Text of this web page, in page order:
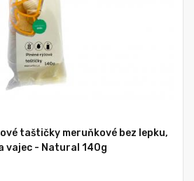
taštičky meruňkové bez lepku,
vajec - Natural 140g